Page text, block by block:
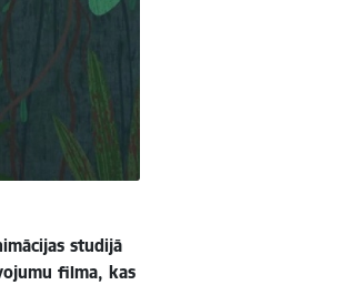
studijā
filma, kas